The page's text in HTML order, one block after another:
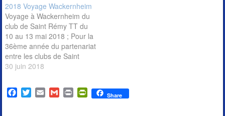
2018 Voyage Wackernheim
Voyage à Wackernheim du
club de Saint Rémy TT du
10 au 13 mai 2018 ; Pour la
36ème année du partenariat
entre les clubs de Saint
Rémy TT et Wackernheim,
Wackernheim du 10 au 13
mai 2018 Dans cette édition,
30 juin 2018
F
T
E
G
P
P
Share